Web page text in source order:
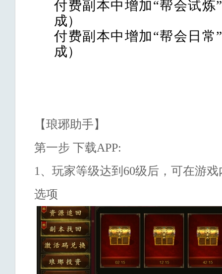
付费副本中增加“帮会试炼
成）
付费副本中增加“帮会日常
成）
【琅琊助手】
第一步 下载APP:
1、玩家等级达到 60级后，可在游戏
选项